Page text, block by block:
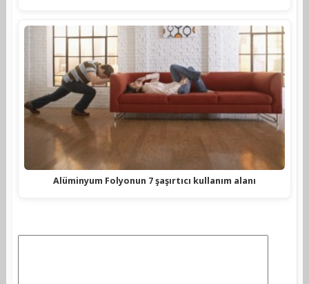
Alüminyum Folyonun 7 şaşırtıcı kullanım alanı